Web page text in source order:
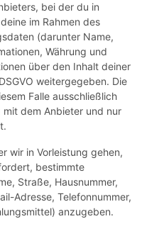
bei der du in
im Rahmen des
(darunter Name,
Währung und
über den Inhalt deiner
weitergegeben. Die
Falle ausschließlich
dem Anbieter und nur
wir in Vorleistung gehen,
bestimmte
Straße, Hausnummer,
Adresse, Telefonnummer,
anzugeben.